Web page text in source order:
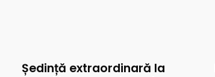
Ședință extraordinară la